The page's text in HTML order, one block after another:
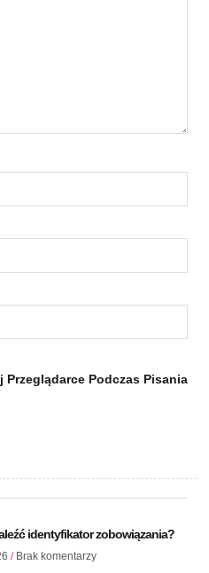
Przeglądarce Podczas Pisania
identyfikator zobowiązania?
Brak komentarzy